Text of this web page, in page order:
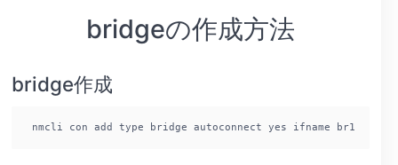
bridgeの作成方法
bridge作成
nmcli con add type bridge autoconnect yes ifname br1